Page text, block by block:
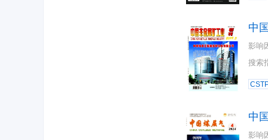
中
影响
搜索
中
影响